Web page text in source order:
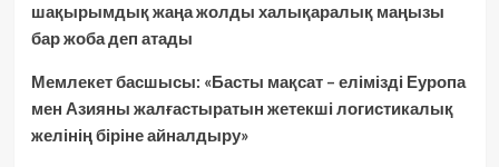
шақырымдық жаңа жолды халықаралық маңызы
бар жоба деп атады
Мемлекет басшысы: «Басты мақсат – елімізді Еуропа
мен Азияны жалғастыратын жетекші логистикалық
желінің біріне айналдыру»